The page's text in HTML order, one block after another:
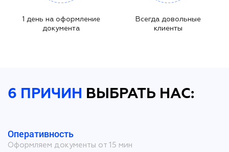
1 день на оформление
документа
Всегда довольные
клиенты
6 ПРИЧИН ВЫБРАТЬ НАС:
Оперативность
Оформляем документы от 15 мин